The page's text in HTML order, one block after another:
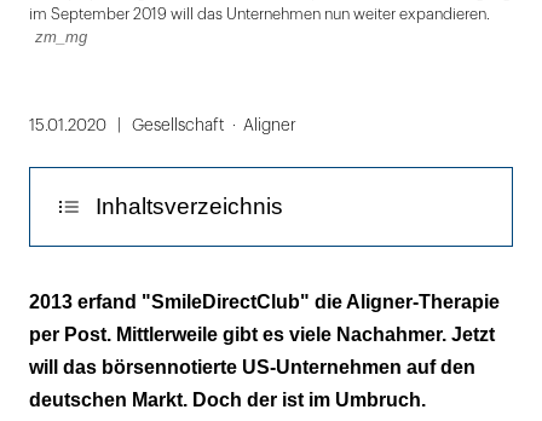
im September 2019 will das Unternehmen nun weiter expandieren.
zm_mg
115.01.2020 Gesellschaft Aligner
Inhaltsverzeichnis
Lernt der Platzhirsch aus den Fehlern seiner
Nachahmer?
An 21 Standorten in Deutschland arbeiten
"teilweise mehrere approbierte Zahnärzte"
2013 erfand "SmileDirectClub" die Aligner-Therapie
per Post. Mittlerweile gibt es viele Nachahmer. Jetzt
will das börsennotierte US-Unternehmen auf den
deutschen Markt. Doch der ist im Umbruch.